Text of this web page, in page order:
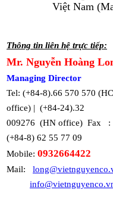
Việt Nam
Thông tin liên hệ trực tiếp:
Mr. Nguyễn Hoàng
Managing Director
Tel: (+84-8).66 570 570
office) | (+84-24).32
009276 (HN office) Fax :
(+84-8) 62 55 77 09
Mobile: 0932664422
Mail: